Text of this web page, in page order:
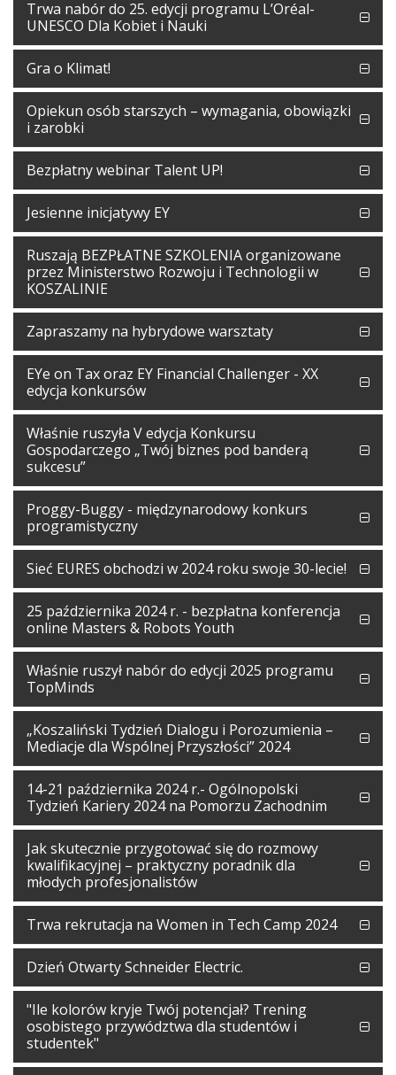
Trwa nabór do 25. edycji programu L’Oréal-
UNESCO Dla Kobiet i Nauki
Gra o Klimat!
Opiekun osób starszych – wymagania, obowiązki
i zarobki
Bezpłatny webinar Talent UP!
Jesienne inicjatywy EY
Ruszają BEZPŁATNE SZKOLENIA organizowane
przez Ministerstwo Rozwoju i Technologii w
KOSZALINIE
Zapraszamy na hybrydowe warsztaty
EYe on Tax oraz EY Financial Challenger - XX
edycja konkursów
Właśnie ruszyła V edycja Konkursu
Gospodarczego „Twój biznes pod banderą
sukcesu”
Proggy-Buggy - międzynarodowy konkurs
programistyczny
Sieć EURES obchodzi w 2024 roku swoje 30-lecie!
25 października 2024 r. - bezpłatna konferencja
online Masters & Robots Youth
Właśnie ruszył nabór do edycji 2025 programu
TopMinds
„Koszaliński Tydzień Dialogu i Porozumienia –
Mediacje dla Wspólnej Przyszłości” 2024
14-21 października 2024 r.- Ogólnopolski
Tydzień Kariery 2024 na Pomorzu Zachodnim
Jak skutecznie przygotować się do rozmowy
kwalifikacyjnej – praktyczny poradnik dla
młodych profesjonalistów
Trwa rekrutacja na Women in Tech Camp 2024
Dzień Otwarty Schneider Electric.
"Ile kolorów kryje Twój potencjał? Trening
osobistego przywództwa dla studentów i
studentek"